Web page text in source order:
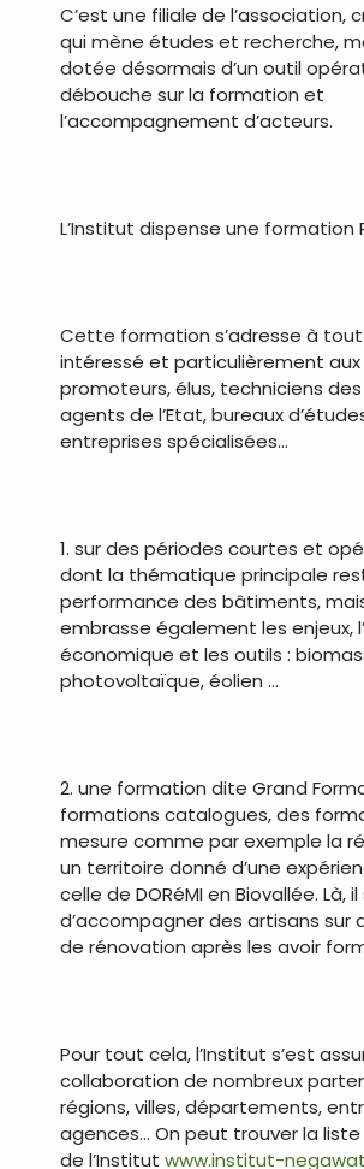
C’est une filiale de l’association,
qui mène études et recherche,
dotée désormais d’un outil
débouche sur la formation et
l’accompagnement d’acteurs.
L’Institut dispense une formation
Cette formation s’adresse à
intéressé et particulièrement
promoteurs, élus, techniciens
agents de l’Etat, bureaux
entreprises spécialisées…
1. sur des périodes courtes et
dont la thématique principale
performance des bâtiments,
embrasse également les enjeux,
économique et les outils :
photovoltaïque, éolien …
2. une formation dite Grand
formations catalogues, des
mesure comme par exemple la
un territoire donné d’une
celle de DORéMI en Biovallée. Là, il
d’accompagner des artisans sur
de rénovation après les avoir
Pour tout cela, l’Institut s’est
collaboration de nombreux
régions, villes, départements,
agences… On peut trouver la liste
de l’Institut www.institut-